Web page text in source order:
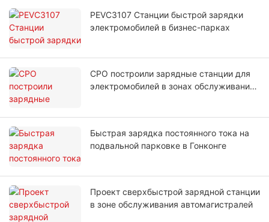
PEVC3107 Станции быстрой зарядки
электромобилей в бизнес-парках
CPO построили зарядные станции для
электромобилей в зонах обслуживания
Быстрая зарядка постоянного тока на
подвальной парковке в Гонконге
Проект сверхбыстрой зарядной станции
в зоне обслуживания автомагистралей